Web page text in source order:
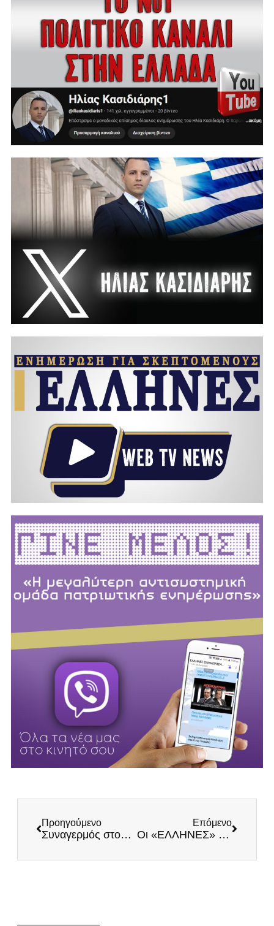
Προηγούμενο
Συναγερμός στον Έβρο. Μεγάλες ομάδες λαθρομεταναστών περνούν τα σύνορα από τα βόρεια του νομού
Επόμενο
Οι «ΕΛΛΗΝΕΣ» γράφουν ιστορία!